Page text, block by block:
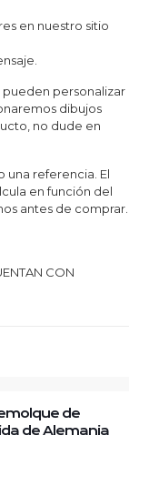
en nuestro sitio
pueden personalizar
dibujos
no dude en
una referencia. El
en función del
antes de comprar.
CON
de
de Alemania